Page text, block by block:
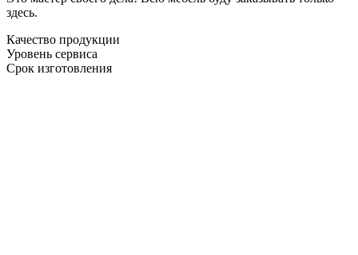
здесь.
Качество продукции
Уровень сервиса
Срок изготовления